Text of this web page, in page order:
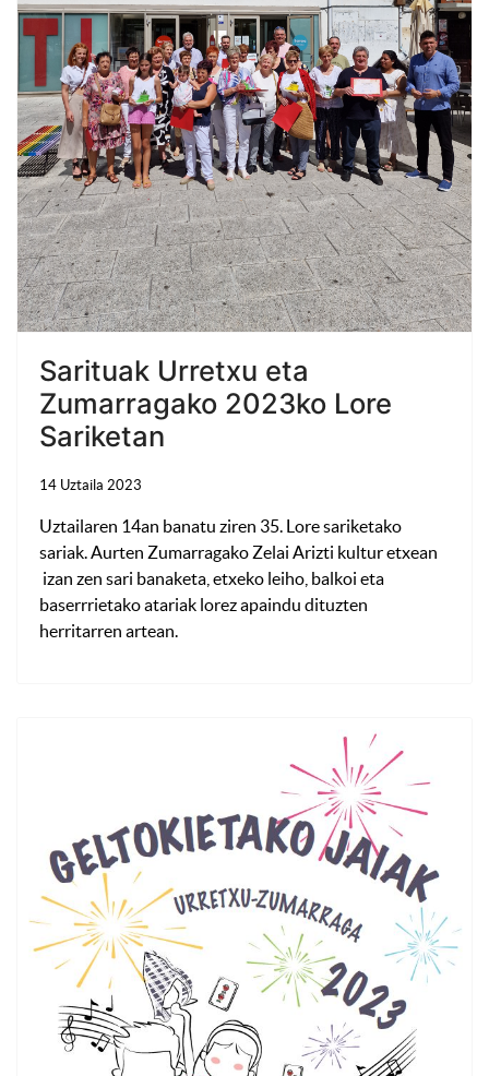
Sarituak Urretxu eta
Zumarragako 2023ko Lore
Sariketan
14 Uztaila 2023
Uztailaren 14an banatu ziren 35. Lore sariketako
sariak. Aurten Zumarragako Zelai Arizti kultur etxean
izan zen sari banaketa, etxeko leiho, balkoi eta
baserrrietako atariak lorez apaindu dituzten
herritarren artean.